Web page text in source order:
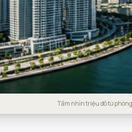
Tầm nhìn triệu đô từ